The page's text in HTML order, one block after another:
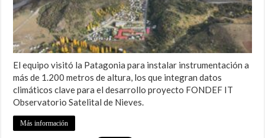
El equipo visitó la Patagonia para instalar instrumentación a
más de 1.200 metros de altura, los que integran datos
climáticos clave para el desarrollo proyecto FONDEF IT
Observatorio Satelital de Nieves.
Más información